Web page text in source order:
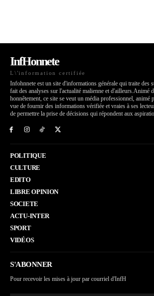
InfHonnete
L\'information certifiée
Infohnnete est un site d'informations générale qui traite des
fait des analyses sur l'actualité malienne et d'ailleurs.Animé
honnêtement, ce site se veut un média professionnel, animé
vue de fournir des informations vérifiée et vraies à ses
de permettre la prise de décisions qui répondent aux
POLITIQUE
CULTURE
EDITO
LIBRE OPINION
SOCIETE
ACTU-INTER
SPORT
VIDÉOS
S'ABONNER
Pour recevoir les mises à jour par courriel d'InfH